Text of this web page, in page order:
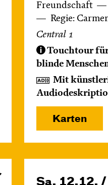
Freundschaft
Regie:
Central 1
Touchtour
blinde
Mit
Karten
Sa, 12.12. /